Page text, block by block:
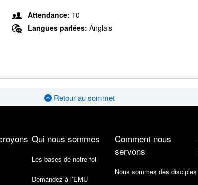
Attendance: 10
Langues parlées: Anglais
Retour au sommet
Qui nous sommes
Les bases de notre foi
Demandez à l’EMU
Comment nous
servons
Nous sommes des disciples